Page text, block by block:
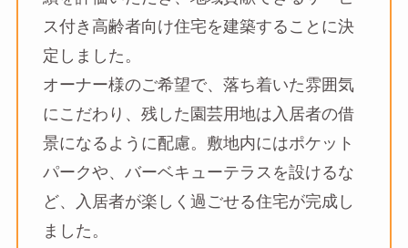
ス付き高齢者向け住宅を建築することに決
定しました。
オーナー様のご希望で、落ち着いた雰囲気
にこだわり、残した園芸用地は入居者の借
景になるように配慮。敷地内にはポケット
パークや、バーベキューテラスを設けるな
ど、入居者が楽しく過ごせる住宅が完成し
ました。